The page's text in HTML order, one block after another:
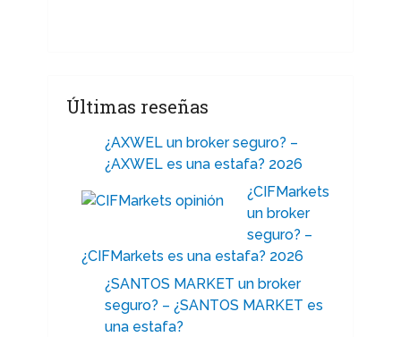
Últimas reseñas
¿AXWEL un broker seguro? –
¿AXWEL es una estafa? 2026
¿CIFMarkets
un broker
seguro? –
¿CIFMarkets es una estafa? 2026
¿SANTOS MARKET un broker
seguro? – ¿SANTOS MARKET es
una estafa?